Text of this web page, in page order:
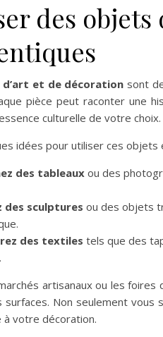
des objets
et de décoration sont
pièce peut raconter une
culturelle de votre choix.
idées pour utiliser ces objets
des tableauxou des
des sculptures ou des objets
des textiles tels que des
artisanaux ou les foires
surfaces. Non seulement vous
à votre décoration.